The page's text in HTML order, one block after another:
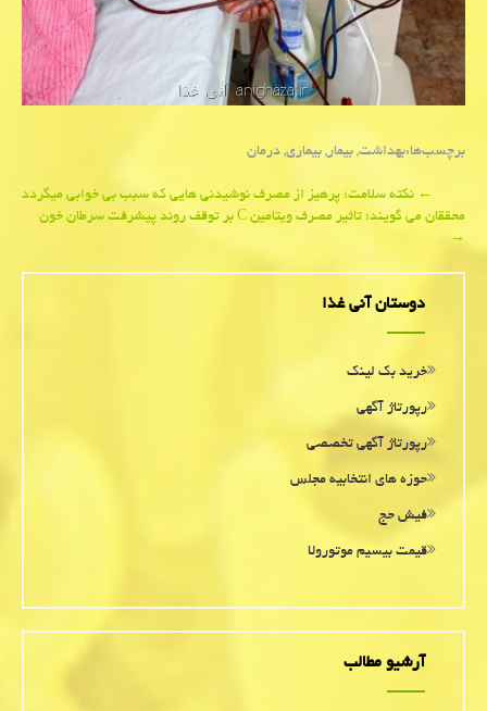
برچسب‌ها:بهداشت,بیمار,بیماری,درمان
Post
navigation
←نكته سلامت؛ پرهیز از مصرف نوشیدنی هایی كه سبب بی خوابی میگردد
محققان می گویند؛ تاثیر مصرف ویتامین C بر توقف روند پیشرفت سرطان خون
→
دوستان آنی غذا
خرید بک لینک
رپورتاژ آگهی
رپورتاژ آگهی تخصصی
حوزه های انتخابیه مجلس
فیش حج
قیمت بیسیم موتورولا
آرشیو مطالب